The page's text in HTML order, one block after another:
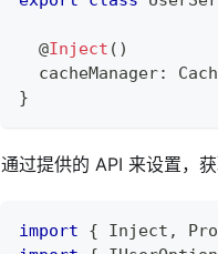
@Inject ( )
  cacheManager
:
}
通过提供的 API 来设置，获
import { Inject ,